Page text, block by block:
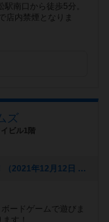
南口から徒歩5分。
店内禁煙となりま
ズ
ビル1階
[NEW] 【平日ゲーム会】火曜玉造ハムスター会！（2021年12月12日 15時29分）
ードゲームで遊びま
す！